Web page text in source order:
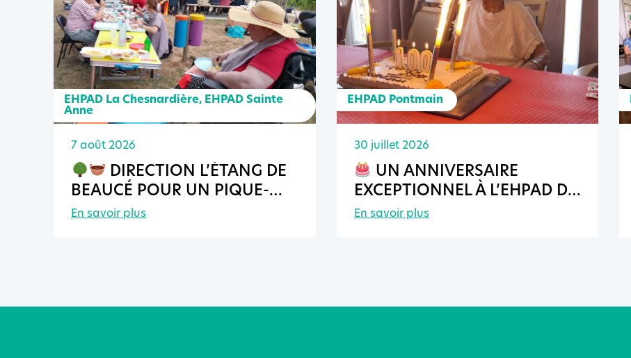
EHPAD La Chesnardière, EHPAD Sainte
Anne
7 août 2026
DIRECTION L’ÉTANG DE
BEAUCÉ POUR UN PIQUE-
NIQUE INTER-EHPAD !
En savoir plus
EHPAD Pontmain
30 juillet 2026
UN ANNIVERSAIRE
EXCEPTIONNEL À L’EHPAD DE
PONTMAIN
En savoir plus